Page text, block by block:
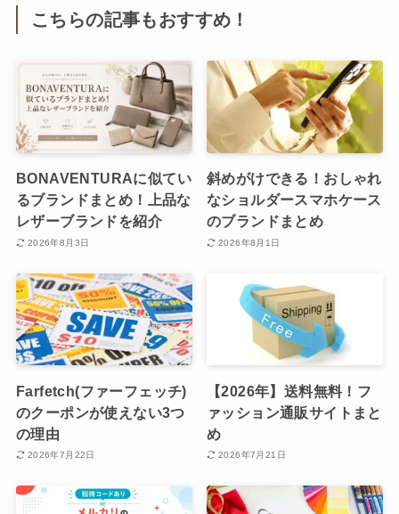
こちらの記事もおすすめ！
BONAVENTURAに似てい
るブランドまとめ！上品な
レザーブランドを紹介
2026年8月3日
斜めがけできる！おしゃれ
なショルダースマホケース
のブランドまとめ
2026年8月1日
Farfetch(ファーフェッチ)
のクーポンが使えない3つ
の理由
2026年7月22日
【2026年】送料無料！フ
ァッション通販サイトまと
め
2026年7月21日